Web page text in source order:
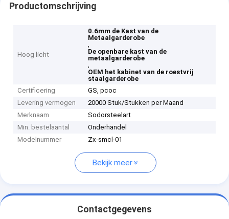
Productomschrijving
Hoog licht
0.6mm de Kast van de
Metaalgarderobe
,
De openbare kast van de
metaalgarderobe
,
OEM het kabinet van de roestvrij
staalgarderobe
Certificering
GS, pcoc
Levering vermogen
20000 Stuk/Stukken per Maand
Merknaam
Sodorsteelart
Min. bestelaantal
Onderhandel
Modelnummer
Zx-smcl-01
Bekijk meer
Contactgegevens